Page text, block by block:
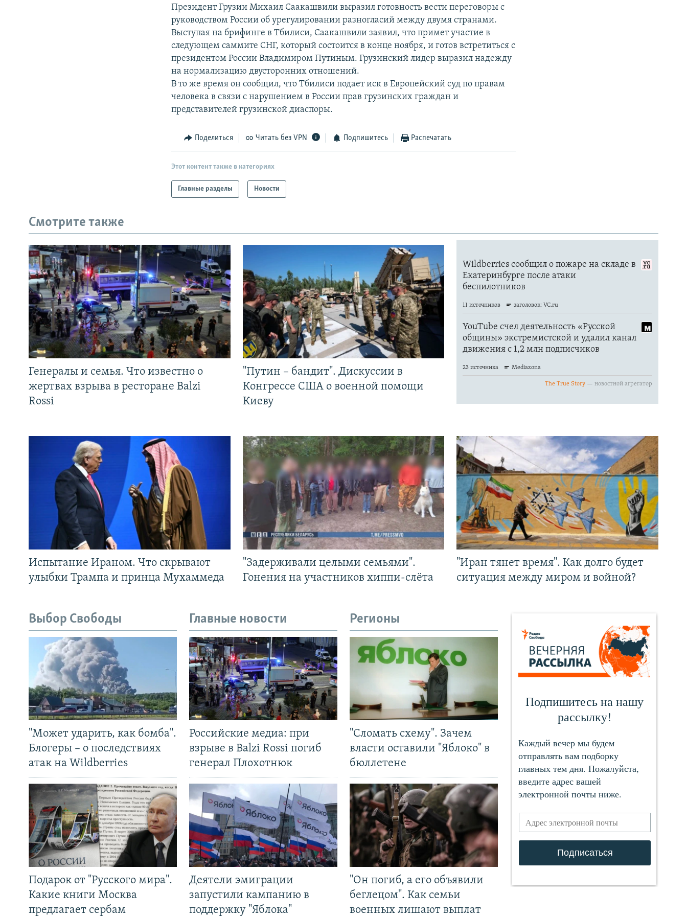
Президент Грузии Михаил Саакашвили выразил готовность вести переговоры с
руководством России об урегулировании разногласий между двумя странами.
Выступая на брифинге в Тбилиси, Саакашвили заявил, что примет участие в
следующем саммите СНГ, который состоится в конце ноября, и готов встретиться с
президентом России Владимиром Путиным. Грузинский лидер выразил надежду
на нормализацию двусторонних отношений.
В то же время он сообщил, что Тбилиси подает иск в Европейский суд по правам
человека в связи с нарушением в России прав грузинских граждан и
представителей грузинской диаспоры.
Поделиться Читать без VPN Подпишитесь Распечатать
Этот контент также в категориях
Главные разделы Новости
Смотрите также
Генералы и семья. Что известно о
жертвах взрыва в ресторане Balzi
Rossi
"Путин – бандит". Дискуссии в
Конгрессе США о военной помощи
Киеву
Испытание Ираном. Что скрывают
улыбки Трампа и принца Мухаммеда
"Задерживали целыми семьями".
Гонения на участников хиппи-слёта
"Иран тянет время". Как долго будет
ситуация между миром и войной?
Выбор Свободы
"Может ударить, как бомба".
Блогеры – о последствиях
атак на Wildberries
Подарок от "Русского мира".
Какие книги Москва
предлагает сербам
Главные новости
Российские медиа: при
взрыве в Balzi Rossi погиб
генерал Плохотнюк
Деятели эмиграции
запустили кампанию в
поддержку "Яблока"
Регионы
"Сломать схему". Зачем
власти оставили "Яблоко" в
бюллетене
"Он погиб, а его объявили
беглецом". Как семьи
военных лишают выплат